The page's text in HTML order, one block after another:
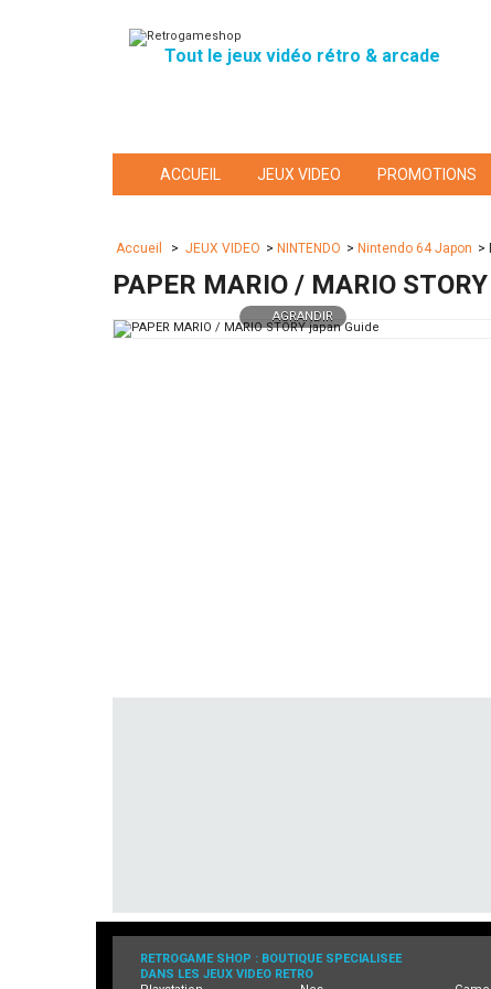
Tout le jeux vidéo rétro & arcade
ACCUEIL JEUX VIDEO PROMOTIONS
Accueil > JEUX VIDEO > NINTENDO > Nintendo 64 Japon >
PAPER MARIO / MARIO
AGRANDIR
RETROGAME SHOP : BOUTIQUE SPECIALISEE
DANS LES JEUX VIDEO RETRO